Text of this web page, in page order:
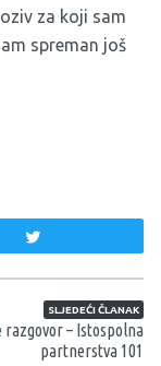
za koji sam
spreman još
SLJEDEĆI ČLANAK
razgovor – Istospolna
partnerstva 101